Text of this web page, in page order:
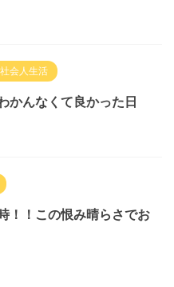
会人生活
かんなくて良かった日
！！この恨み晴らさでお